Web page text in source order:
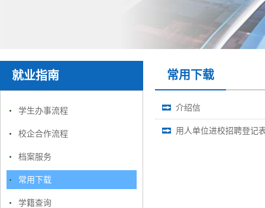
就业指南
学生办事流程
校企合作流程
档案服务
常用下载
学籍查询
常用下载
介绍信
用人单位进校招聘登记